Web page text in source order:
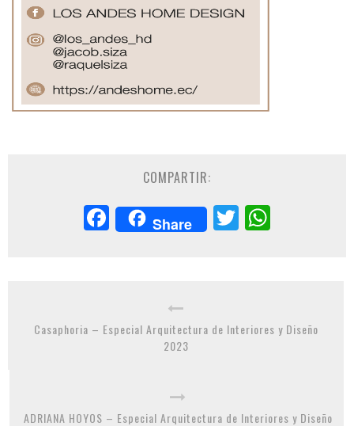
COMPARTIR:
Facebook
Share Twitter
Casaphoria – Especial Arquitectura de Interiores y Diseño
2023
ADRIANA HOYOS – Especial Arquitectura de Interiores y Diseño